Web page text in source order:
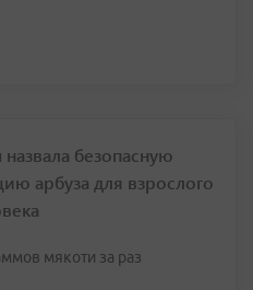
назвала безопасную
арбуза для взрослого
мякоти за раз